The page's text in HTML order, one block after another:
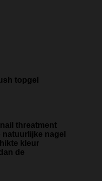
topgel
threatment
nagel
kleur
de